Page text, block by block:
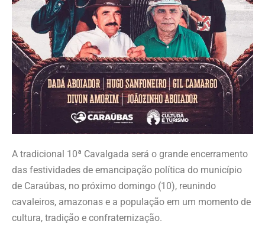
A tradicional 10ª Cavalgada será o grande encerramento
das festividades de emancipação política do município
de Caraúbas, no próximo domingo (10), reunindo
cavaleiros, amazonas e a população em um momento de
cultura, tradição e confraternização.